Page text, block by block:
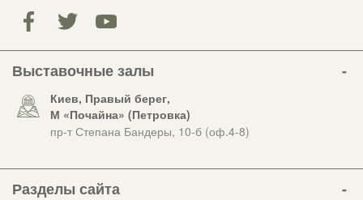
Выставочные залы
Киев, Правый берег,
М «Почайна» (Петровка)
пр-т Степана Бандеры, 10-б (оф.4-8)
Разделы сайта